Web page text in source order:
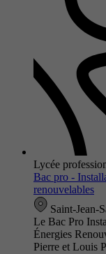
Lycée
Bac pro -
renouvelables
Saint-Jean-
Le Bac Pro
Énergies
Pierre et Louis